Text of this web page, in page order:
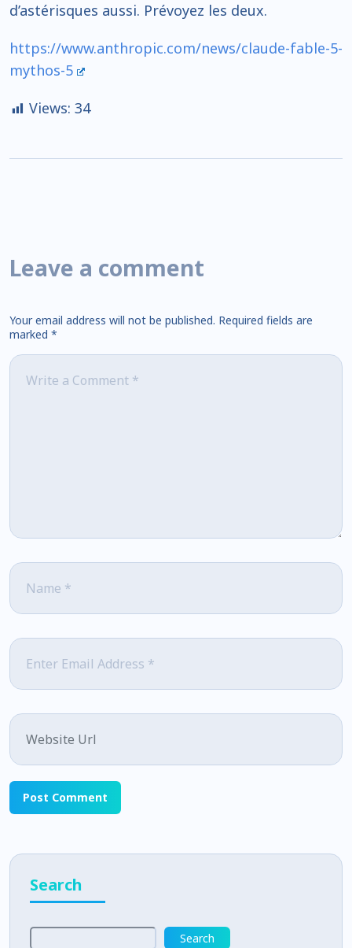
d’astérisques aussi. Prévoyez les deux.
https://www.anthropic.com/news/claude-fable-5-
mythos-5
Views: 34
Leave a comment
Your email address will not be published. Required fields are
marked *
Comment
Name
Email
Website
Search
Search